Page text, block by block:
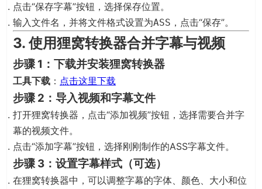
点击“保存字幕”按钮，选择保存位置。
输入文件名，并将文件格式设置为ASS ，点击“保存”。
3. 使用狸窝转换器合并字幕与视频
步骤 1：下载并安装狸窝转换器
工具下载 ： 点击这里下载
步骤 2：导入视频和字幕文件
打开狸窝转换器，点击“添加视频”按钮，选择需要合并字
幕的视频文件。
点击“添加字幕”按钮，选择刚刚制作的ASS字幕文件。
步骤 3：设置字幕样式（可选）
在狸窝转换器中，可以调整字幕的字体、颜色、大小和位